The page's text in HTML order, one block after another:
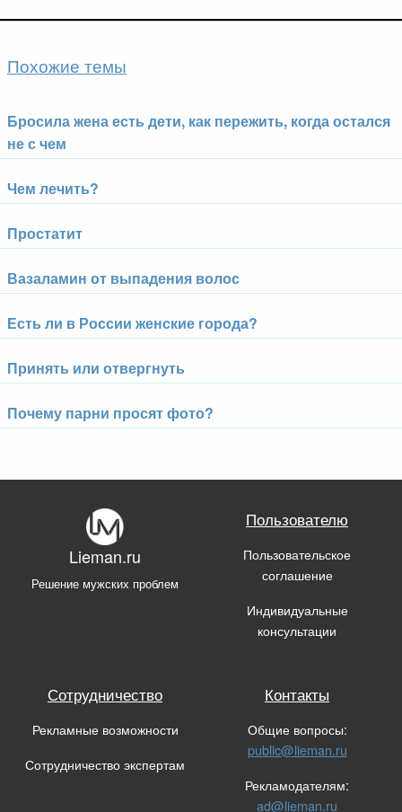
Похожие темы
Бросила жена есть дети, как пережить, когда остался
не с чем
Чем лечить?
Простатит
Вазаламин от выпадения волос
Есть ли в России женские города?
Принять или отвергнуть
Почему парни просят фото?
Lieman.ru
Решение мужских проблем
Пользователю
Пользовательское
соглашение
Индивидуальные
консультации
Сотрудничество
Рекламные возможности
Сотрудничество экспертам
Контакты
Общие вопросы:
public@lieman.ru
Рекламодателям:
ad@lieman.ru